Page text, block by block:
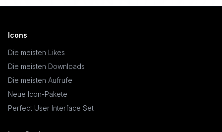
Icons
Die meisten Likes
Die meisten Downloads
Die meisten Aufrufe
Neue Icon-Pakete
Perfect User Interface Set